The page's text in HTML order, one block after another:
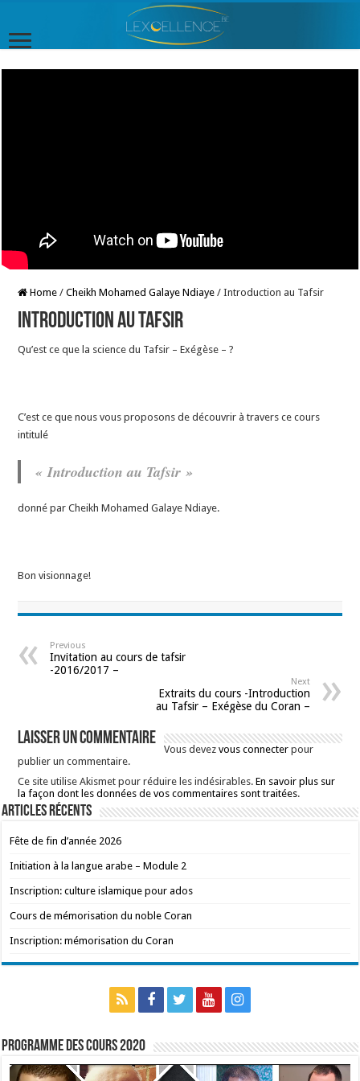
Home / Cheikh Mohamed Galaye Ndiaye / Introduction au Tafsir
Introduction au Tafsir
Qu’est ce que la science du Tafsir – Exégèse – ?
C’est ce que nous vous proposons de découvrir à travers ce cours
intitulé
« Introduction au Tafsir »
donné par Cheikh Mohamed Galaye Ndiaye.
Bon visionnage!
Previous
Invitation au cours de tafsir
-2016/2017 –
Next
Extraits du cours -Introduction
au Tafsir – Exégèse du Coran –
Laisser un commentaire
Vous devezvous connecter pour
publier un commentaire.
Ce site utilise Akismet pour réduire les indésirables.En savoir plus sur
la façon dont les données de vos commentaires sont traitées.
Articles récents
Fête de fin d’année 2026
Initiation à la langue arabe – Module 2
Inscription: culture islamique pour ados
Cours de mémorisation du noble Coran
Inscription: mémorisation du Coran
Programme des cours 2020
Lecteur